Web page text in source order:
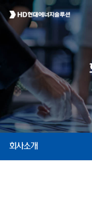
회사소개